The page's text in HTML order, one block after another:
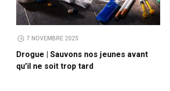
7 NOVEMBRE 2025
Drogue | Sauvons nos jeunes avant
qu’il ne soit trop tard